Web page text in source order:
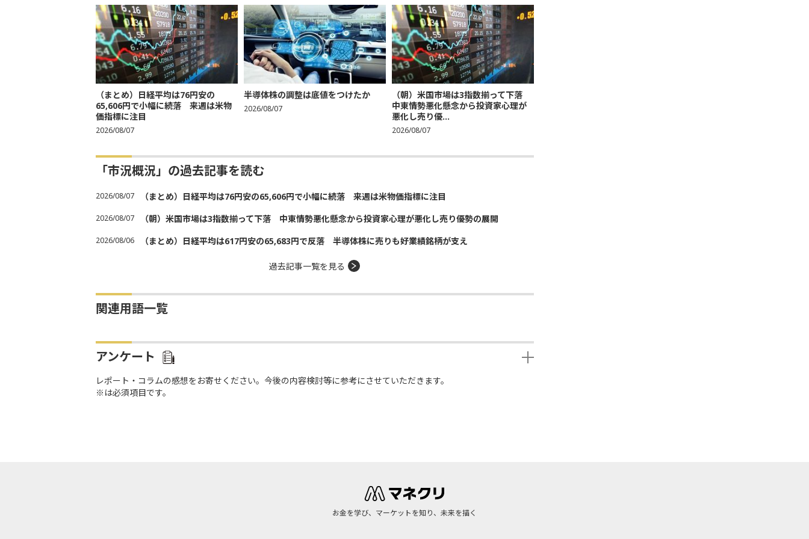
（まとめ）日経平均は76円安の
65,606円で小幅に続落 来週は米物
価指標に注目
2026/08/07
半導体株の調整は底値をつけたか
2026/08/07
（朝）米国市場は3指数揃って下落
中東情勢悪化懸念から投資家心理が
悪化し売り優...
2026/08/07
「市況概況」の過去記事を読む
2026/08/07 （まとめ）日経平均は76円安の65,606円で小幅に続落 来週は米物価指標に注目
2026/08/07 （朝）米国市場は3指数揃って下落 中東情勢悪化懸念から投資家心理が悪化し売り優勢の展開
2026/08/06 （まとめ）日経平均は617円安の65,683円で反落 半導体株に売りも好業績銘柄が支え
過去記事一覧を見る
関連用語一覧
アンケート
レポート・コラムの感想をお寄せください。今後の内容検討等に参考にさせていただきます。
※は必須項目です。
お金を学び、マーケットを知り、未来を描く